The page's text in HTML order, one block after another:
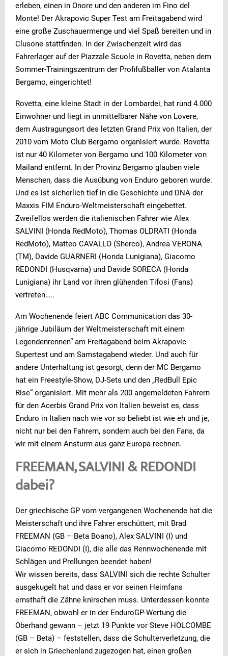
erleben, einen in Onore und den anderen im Fino del
Monte! Der Akrapovic Super Test am Freitagabend wird
eine große Zuschauermenge und viel Spaß bereiten und in
Clusone stattfinden. In der Zwischenzeit wird das
Fahrerlager auf der Piazzale Scuole in Rovetta, neben dem
Sommer-Trainingszentrum der Profifußballer von Atalanta
Bergamo, eingerichtet!
Rovetta, eine kleine Stadt in der Lombardei, hat rund 4.000
Einwohner und liegt in unmittelbarer Nähe von Lovere,
dem Austragungsort des letzten Grand Prix von Italien, der
2010 vom Moto Club Bergamo organisiert wurde. Rovetta
ist nur 40 Kilometer von Bergamo und 100 Kilometer von
Mailand entfernt. In der Provinz Bergamo glauben viele
Menschen, dass die Ausübung von Enduro geboren wurde.
Und es ist sicherlich tief in die Geschichte und DNA der
Maxxis FIM Enduro-Weltmeisterschaft eingebettet.
Zweifellos werden die italienischen Fahrer wie Alex
SALVINI (Honda RedMoto), Thomas OLDRATI (Honda
RedMoto), Matteo CAVALLO (Sherco), Andrea VERONA
(TM), Davide GUARNERI (Honda Lunigiana), Giacomo
REDONDI (Husqvarna) und Davide SORECA (Honda
Lunigiana) ihr Land vor ihren glühenden Tifosi (Fans)
vertreten…..
Am Wochenende feiert ABC Communication das 30-
jährige Jubiläum der Weltmeisterschaft mit einem
Legendenrennen“ am Freitagabend beim Akrapovic
Supertest und am Samstagabend wieder. Und auch für
andere Unterhaltung ist gesorgt, denn der MC Bergamo
hat ein Freestyle-Show, DJ-Sets und den „RedBull Epic
Rise“ organisiert. Mit mehr als 200 angemeldeten Fahrern
für den Acerbis Grand Prix von Italien beweist es, dass
Enduro in Italien nach wie vor so beliebt ist wie eh und je,
nicht nur bei den Fahrern, sondern auch bei den Fans, da
wir mit einem Ansturm aus ganz Europa rechnen.
FREEMAN, SALVINI & REDONDI
dabei?
Der griechische GP vom vergangenen Wochenende hat die
Meisterschaft und ihre Fahrer erschüttert, mit Brad
FREEMAN (GB – Beta Boano), Alex SALVINI (I) und
Giacomo REDONDI (I), die alle das Rennwochenende mit
Schlägen und Prellungen beendet haben!
Wir wissen bereits, dass SALVINI sich die rechte Schulter
ausgekugelt hat und dass er vor seinen Heimfans
ernsthaft die Zähne knirschen muss. Unterdessen konnte
FREEMAN, obwohl er in der EnduroGP-Wertung die
Oberhand gewann – jetzt 19 Punkte vor Steve HOLCOMBE
(GB – Beta) – feststellen, dass die Schulterverletzung, die
er sich in Griechenland zugezogen hat, einen großen